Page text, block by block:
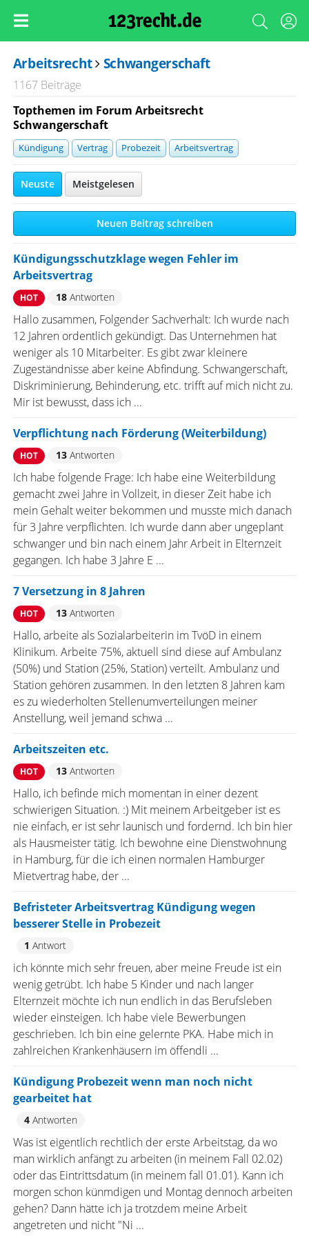
Arbeitsrecht Schwangerschaft
1167 Beiträge
Topthemen im Forum Arbeitsrecht
Schwangerschaft
Kündigung Vertrag Probezeit Arbeitsvertrag
Neuste Meistgelesen
Neuen Beitrag schreiben
Kündigungsschutzklage wegen Fehler im
Arbeitsvertrag
HOT 18Antworten
Hallo zusammen, Folgender Sachverhalt: Ich wurde nach
12 Jahren ordentlich gekündigt. Das Unternehmen hat
weniger als 10 Mitarbeiter. Es gibt zwar kleinere
Zugeständnisse aber keine Abfindung. Schwangerschaft,
Diskriminierung, Behinderung, etc. trifft auf mich nicht zu.
Mir ist bewusst, dass ich ...
Verpflichtung nach Förderung (Weiterbildung)
HOT 13Antworten
Ich habe folgende Frage: Ich habe eine Weiterbildung
gemacht zwei Jahre in Vollzeit, in dieser Zeit habe ich
mein Gehalt weiter bekommen und musste mich danach
für 3 Jahre verpflichten. Ich wurde dann aber ungeplant
schwanger und bin nach einem Jahr Arbeit in Elternzeit
gegangen. Ich habe 3 Jahre E ...
7 Versetzung in 8 Jahren
HOT 13Antworten
Hallo, arbeite als Sozialarbeiterin im TvöD in einem
Klinikum. Arbeite 75%, aktuell sind diese auf Ambulanz
(50%) und Station (25%, Station) verteilt. Ambulanz und
Station gehören zusammen. In den letzten 8 Jahren kam
es zu wiederholten Stellenumverteilungen meiner
Anstellung, weil jemand schwa ...
Arbeitszeiten etc.
HOT 13Antworten
Hallo, ich befinde mich momentan in einer dezent
schwierigen Situation. :) Mit meinem Arbeitgeber ist es
nie einfach, er ist sehr launisch und fordernd. Ich bin hier
als Hausmeister tätig. Ich bewohne eine Dienstwohnung
in Hamburg, für die ich einen normalen Hamburger
Mietvertrag habe, der ...
Befristeter Arbeitsvertrag Kündigung wegen
besserer Stelle in Probezeit
1 Antwort
ich könnte mich sehr freuen, aber meine Freude ist ein
wenig getrübt. Ich habe 5 Kinder und nach langer
Elternzeit möchte ich nun endlich in das Berufsleben
wieder einsteigen. Ich habe viele Bewerbungen
geschrieben. Ich bin eine gelernte PKA. Habe mich in
zahlreichen Krankenhäusern im öffendli ...
Kündigung Probezeit wenn man noch nicht
gearbeitet hat
4Antworten
Was ist eigentlich rechtlich der erste Arbeitstag, da wo
man wirklich anfängt zu arbeiten (in meinem Fall 02.02)
oder das Eintrittsdatum (in meinem fall 01.01). Kann ich
morgen schon künmdigen und Montag dennoch arbeiten
gehen? Dann hätte ich ja trotzdem meine Arbeit
angetreten und nicht "Ni ...